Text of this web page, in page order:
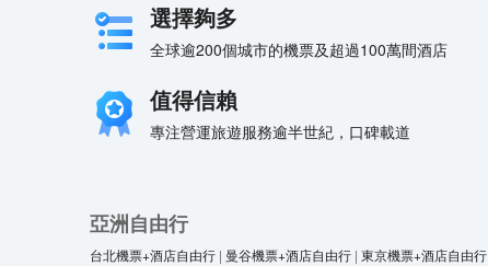
選擇夠多
全球逾200個城市的機票及超過100萬間酒店
值得信賴
專注營運旅遊服務逾半世紀，口碑載道
亞洲自由行
台北機票+酒店自由行 | 曼谷機票+酒店自由行 | 東京機票+酒店自由行